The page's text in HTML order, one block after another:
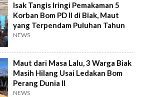
Isak Tangis Iringi Pemakaman 5
Korban Bom PD II di Biak, Maut
yang Terpendam Puluhan Tahun
NEWS
Maut dari Masa Lalu, 3 Warga Biak
Masih Hilang Usai Ledakan Bom
Perang Dunia II
NEWS